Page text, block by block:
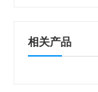
相关产品